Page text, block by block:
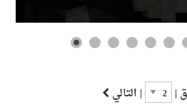
| | التالي